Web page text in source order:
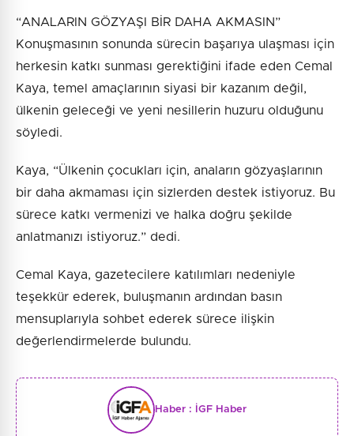
“ANALARIN GÖZYAŞI BİR DAHA AKMASIN”
Konuşmasının sonunda sürecin başarıya ulaşması için
herkesin katkı sunması gerektiğini ifade eden Cemal
Kaya, temel amaçlarının siyasi bir kazanım değil,
ülkenin geleceği ve yeni nesillerin huzuru olduğunu
söyledi.
Kaya, “Ülkenin çocukları için, anaların gözyaşlarının
bir daha akmaması için sizlerden destek istiyoruz. Bu
sürece katkı vermenizi ve halka doğru şekilde
anlatmanızı istiyoruz.” dedi.
Cemal Kaya, gazetecilere katılımları nedeniyle
teşekkür ederek, buluşmanın ardından basın
mensuplarıyla sohbet ederek sürece ilişkin
değerlendirmelerde bulundu.
Haber : İGF Haber